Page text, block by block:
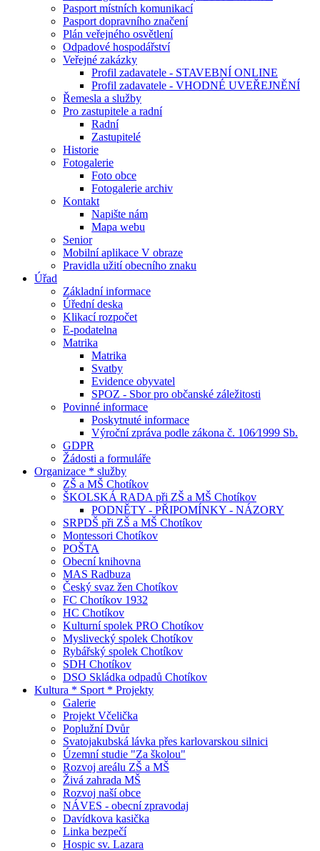
Pasport místních komunikací
Pasport dopravního značení
Plán veřejného osvětlení
Odpadové hospodářství
Veřejné zakázky
Profil zadavatele - STAVEBNÍ ONLINE
Profil zadavatele - VHODNÉ UVEŘEJNĚNÍ
Řemesla a služby
Pro zastupitele a radní
Radní
Zastupitelé
Historie
Fotogalerie
Foto obce
Fotogalerie archiv
Kontakt
Napište nám
Mapa webu
Senior
Mobilní aplikace V obraze
Pravidla užití obecního znaku
Úřad
Základní informace
Úřední deska
Klikací rozpočet
E-podatelna
Matrika
Matrika
Svatby
Evidence obyvatel
SPOZ - Sbor pro občanské záležitosti
Povinné informace
Poskytnuté informace
Výroční zpráva podle zákona č. 106⁄1999 Sb.
GDPR
Žádosti a formuláře
Organizace * služby
ZŠ a MŠ Chotíkov
ŠKOLSKÁ RADA při ZŠ a MŠ Chotíkov
PODNĚTY - PŘIPOMÍNKY - NÁZORY
SRPDŠ při ZŠ a MŠ Chotíkov
Montessori Chotíkov
POŠTA
Obecní knihovna
MAS Radbuza
Český svaz žen Chotíkov
FC Chotíkov 1932
HC Chotíkov
Kulturní spolek PRO Chotíkov
Myslivecký spolek Chotíkov
Rybářský spolek Chotíkov
SDH Chotíkov
DSO Skládka odpadů Chotíkov
Kultura * Sport * Projekty
Galerie
Projekt Včelička
Poplužní Dvůr
Svatojakubská lávka přes karlovarskou silnici
Územní studie "Za školou"
Rozvoj areálu ZŠ a MŠ
Živá zahrada MŠ
Rozvoj naší obce
NÁVES - obecní zpravodaj
Davídkova kasička
Linka bezpečí
Hospic sv. Lazara